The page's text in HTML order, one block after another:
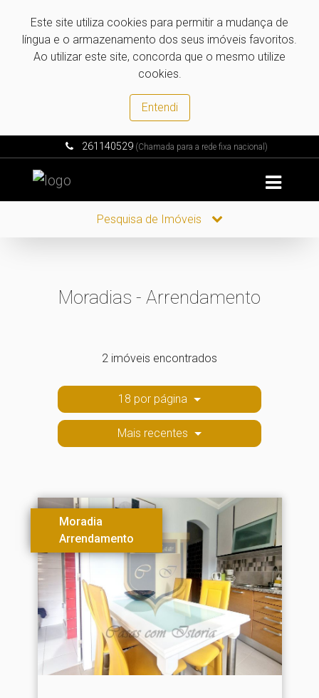
Este site utiliza cookies para permitir a mudança de
língua e o armazenamento dos seus imóveis favoritos.
Ao utilizar este site, concorda que o mesmo utilize
cookies.
Entendi
261140529(Chamada para a rede fixa nacional)
Pesquisa de Imóveis
Moradias - Arrendamento
2 imóveis encontrados
18 por página
Mais recentes
Moradia
Arrendamento